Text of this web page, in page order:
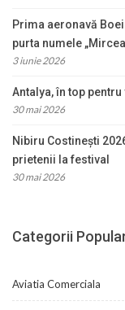
Prima aeronavă
purta numele
3 iunie 2026
Antalya, în top
30 mai 2026
Nibiru Costinești
prietenii la festival
30 mai 2026
Categorii
Aviatia Comerciala